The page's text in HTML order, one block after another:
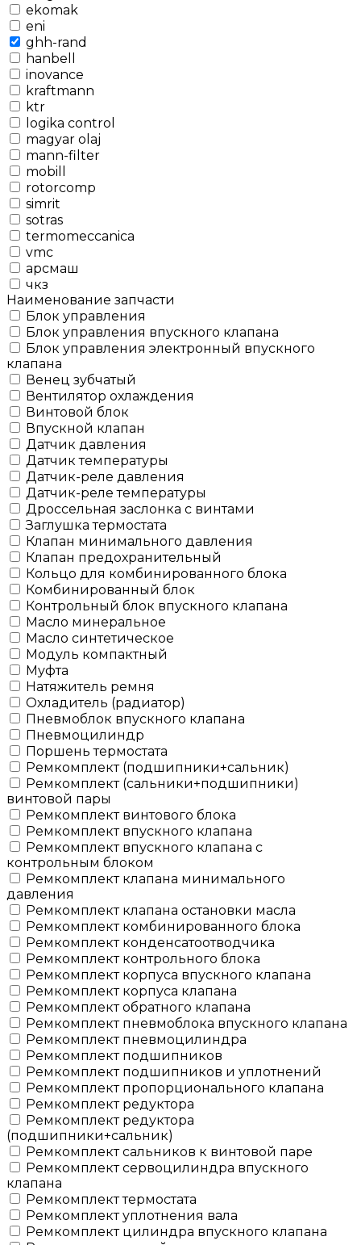
ekomak
eni
ghh-rand
hanbell
inovance
kraftmann
ktr
logika control
magyar olaj
mann-filter
mobill
rotorcomp
simrit
sotras
termomeccanica
vmc
арсмаш
чкз
Наименование запчасти
Блок управления
Блок управления впускного клапана
Блок управления электронный впускного
клапана
Венец зубчатый
Вентилятор охлаждения
Винтовой блок
Впускной клапан
Датчик давления
Датчик температуры
Датчик-реле давления
Датчик-реле температуры
Дроссельная заслонка с винтами
Заглушка термостата
Клапан минимального давления
Клапан предохранительный
Кольцо для комбинированного блока
Комбинированный блок
Контрольный блок впускного клапана
Масло минеральное
Масло синтетическое
Модуль компактный
Муфта
Натяжитель ремня
Охладитель (радиатор)
Пневмоблок впускного клапана
Пневмоцилиндр
Поршень термостата
Ремкомплект (подшипники+сальник)
Ремкомплект (сальники+подшипники)
винтовой пары
Ремкомплект винтового блока
Ремкомплект впускного клапана
Ремкомплект впускного клапана с
контрольным блоком
Ремкомплект клапана минимального
давления
Ремкомплект клапана остановки масла
Ремкомплект комбинированного блока
Ремкомплект конденсатоотводчика
Ремкомплект контрольного блока
Ремкомплект корпуса впускного клапана
Ремкомплект корпуса клапана
Ремкомплект обратного клапана
Ремкомплект пневмоблока впускного клапана
Ремкомплект пневмоцилиндра
Ремкомплект подшипников
Ремкомплект подшипников и уплотнений
Ремкомплект пропорционального клапана
Ремкомплект редуктора
Ремкомплект редуктора
(подшипники+сальник)
Ремкомплект сальников к винтовой паре
Ремкомплект сервоцилиндра впускного
клапана
Ремкомплект термостата
Ремкомплект уплотнения вала
Ремкомплект цилиндра впускного клапана